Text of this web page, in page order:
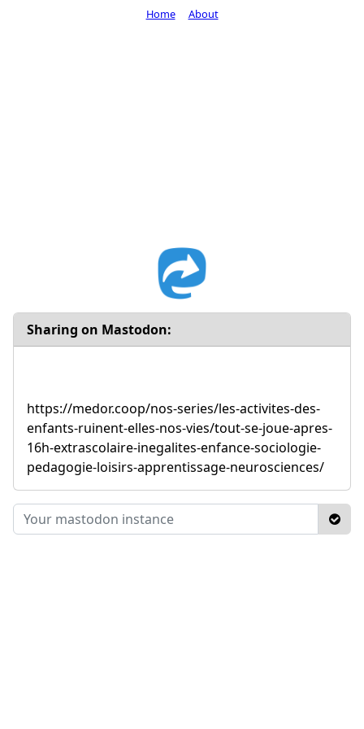
Sharing on Mastodon:
https://medor.coop/nos-series/les-activites-des-
enfants-ruinent-elles-nos-vies/tout-se-joue-apres-
16h-extrascolaire-inegalites-enfance-sociologie-
pedagogie-loisirs-apprentissage-neurosciences/
Home About